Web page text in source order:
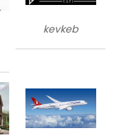
kevkeb